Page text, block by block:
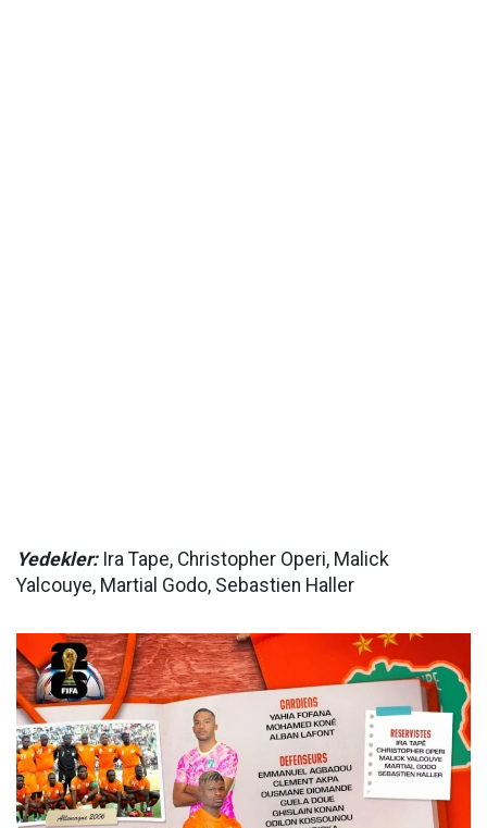
Yedekler:Ira Tape, Christopher Operi, Malick
Yalcouye, Martial Godo, Sebastien Haller